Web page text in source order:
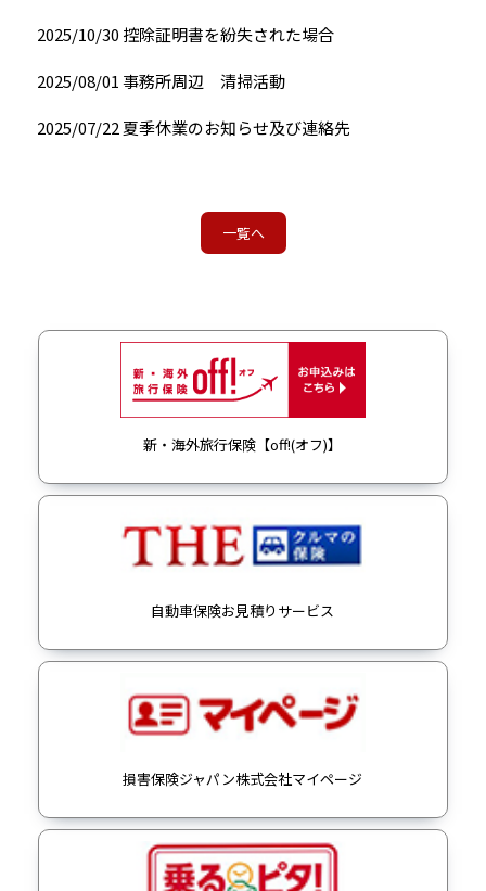
2025/10/30 控除証明書を紛失された場合
2025/08/01 事務所周辺 清掃活動
2025/07/22夏季休業のお知らせ及び連絡先
一覧へ
新・海外旅行保険【off!(オフ)】
自動車保険お見積りサービス
損害保険ジャパン株式会社マイページ